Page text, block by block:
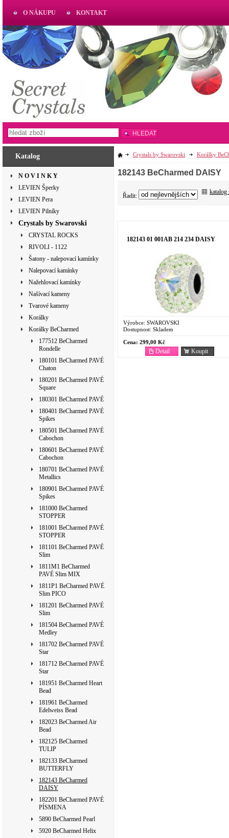
Katalog
N O V I N K Y
LEVIEN Šperky
LEVIEN Pera
LEVIEN Pilníky
Crystals by Swarovski
CRYSTAL ROCKS
RIVOLI - 1122
Šatony - nalepovací kamínky
Nalepovací kamínky
Nažehlovací kamínky
Našívací kameny
Tvarové kameny
Korálky
Korálky BeCharmed
177512 BeCharmed
Rondelle
180101 BeCharmed PAVÉ
Chaton
180201 BeCharmed PAVÉ
Square
180301 BeCharmed PAVÉ
180401 BeCharmed PAVÉ
Spikes
180501 BeCharmed PAVÉ
Cabochon
180601 BeCharmed PAVÉ
Cabochon
180701 BeCharmed PAVÉ
Metallics
180901 BeCharmed PAVÉ
Spikes
181000 BeCharmed
STOPPER
181001 BeCharmed PAVÉ
STOPPER
181101 BeCharmed PAVÉ
Slim
1811M1 BeCharmed
PAVÉ Slim MIX
1811P1 BeCharmed PAVÉ
Slim PICO
181201 BeCharmed PAVÉ
Slim
181504 BeCharmed PAVÉ
Medley
181702 BeCharmed PAVÉ
Star
181712 BeCharmed PAVÉ
Star
181951 BeCharmed Heart
Bead
181961 BeCharmed
Edelweiss Bead
182023 BeCharmed Air
Bead
182125 BeCharmed
TULIP
182133 BeCharmed
BUTTERFLY
182143 BeCharmed
DAISY
182201 BeCharmed PAVÉ
PÍSMENA
5890 BeCharmed Pearl
5920 BeCharmed Helix
Crystals by Swarovski Korálky
182143 BeCharmed DAISY
Řadit:
katalog
182143 01 001AB 214 234 DAISY
Výrobce: SWAROVSKI
Dostupnost: Skladem
Cena: 299,00 Kč
Koupit
Detail
O NÁKUPU KONTAKT
AKTUAL
www.aktual-koralky.cz
HLEDAT